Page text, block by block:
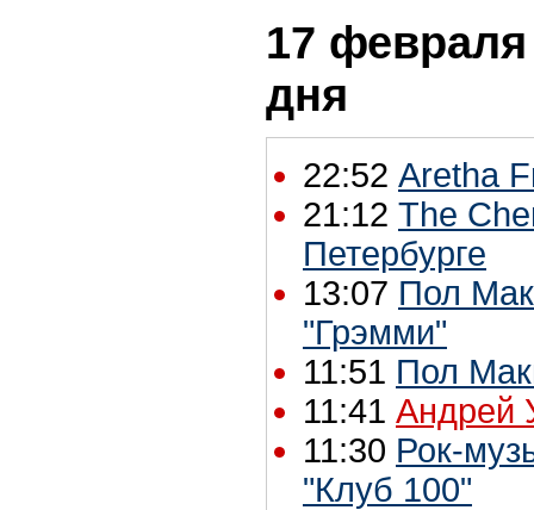
17 февраля
дня
22:52 Aretha
21:12 The
Петербурге
13:07 Пол
"Грэмми"
11:51 Пол
11:41 Андрей
11:30 Рок-
"Клуб 100"